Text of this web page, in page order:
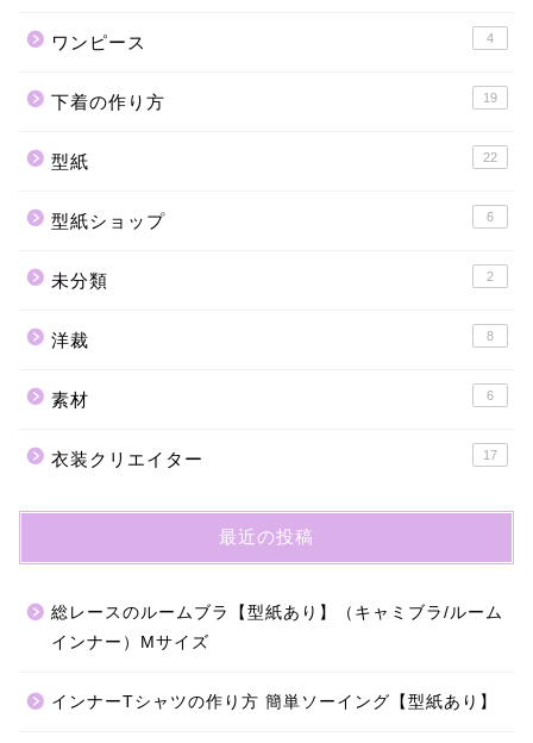
ワンピース 4
下着の作り方 19
型紙 22
型紙ショップ 6
未分類 2
洋裁 8
素材 6
衣装クリエイター 17
最近の投稿
総レースのルームブラ【型紙あり】（キャミブラ/ルーム
インナー）Mサイズ
インナーTシャツの作り方 簡単ソーイング【型紙あり】